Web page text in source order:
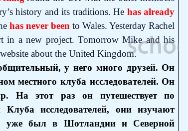
history and its traditions. He has already
has never been to Wales. Yesterday Rachel
in a new project. Tomorrow Mike and his
about the United Kingdom.
у него много друзей. Он
местного клуба исследователей. Он
На этот раз он путешествует по
исследователей, они изучают
уже был в Шотландии и Северной